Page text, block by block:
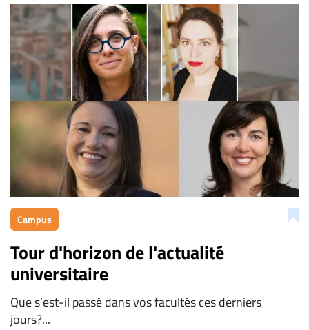
Campus
Tour d'horizon de l'actualité
universitaire
Que s’est-il passé dans vos facultés ces derniers
jours?...